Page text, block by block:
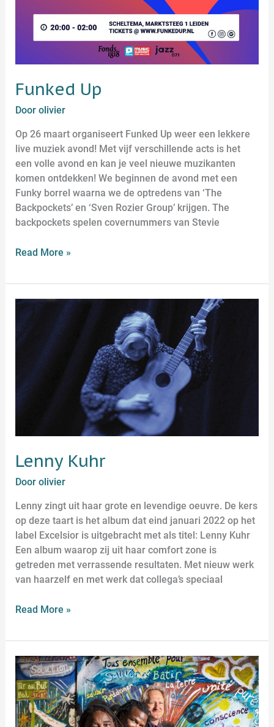
Funked Up
Doorolivier
Op 26 maart organiseert Funked Up weer een lekkere
live muziek avond! Met vijf verschillende acts is het
een volle avond en kan je veel nieuwe muzikanten
komen ontdekken! We beginnen de avond met een
Funky borrel waarna we de optredens van ‘The
Backpockets’ en ‘Sven Rozier Group’ krijgen. The
backpockets spelen covernummers van Stevie
Read More »
Lenny Kuhr
Doorolivier
Lenny zingt uit haar grote en levendige oeuvre. De kers
op deze taart is het album dat eind januari 2022 op het
label Excelsior is uitgebracht met als titel: Lenny Kuhr
Een album waarop zij uit haar comfort zone is
getreden met verrassende resultaten. Met nieuw werk
van haarzelf en met werk dat collega’s speciaal
Lenny
Read More »
TAMALA
–
Bedwelmend
mooie
West-